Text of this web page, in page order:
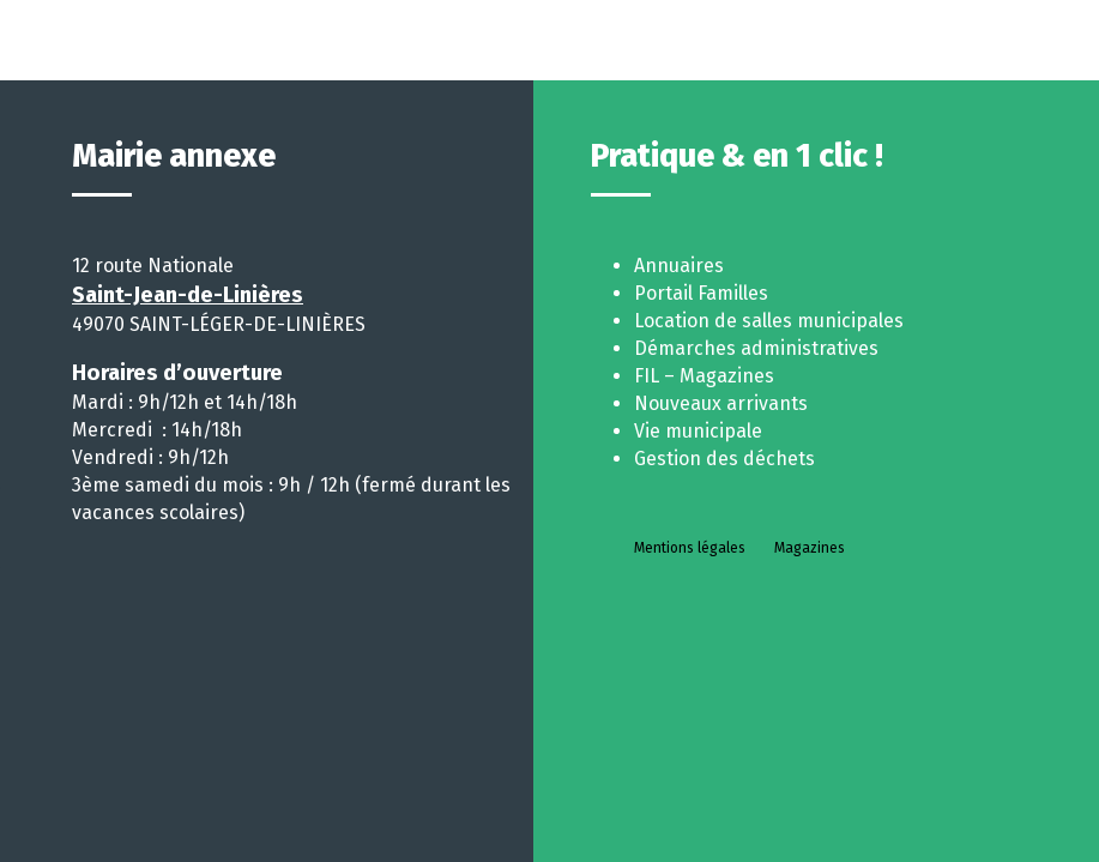
Mairie annexe
12 route Nationale
Saint-Jean-de-Linières
49070 SAINT-LÉGER-DE-LINIÈRES
Horaires d’ouverture
Mardi : 9h/12h et 14h/18h
Mercredi : 14h/18h
Vendredi : 9h/12h
3ème samedi du mois : 9h / 12h (fermé durant les
vacances scolaires)
Pratique & en 1 clic !
Annuaires
Portail Familles
Location de salles municipales
Démarches administratives
FIL – Magazines
Nouveaux arrivants
Vie municipale
Gestion des déchets
Mentions légales Magazines